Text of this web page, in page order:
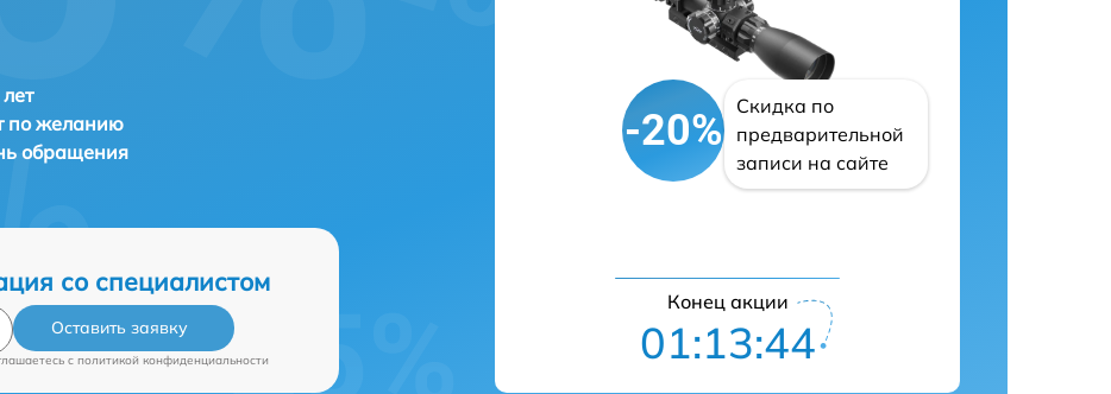
по желанию
обращения
со специалистом
Оставить заявку
c политикой конфиденциальности
-20%
Скидка по
предварительной
записи на сайте
Конец акции
01:13:43